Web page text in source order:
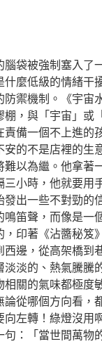
腦袋被強制塞入
麼低級的情緒
禦機制。《宇宙
，與「宇宙」或
備一個不上進
安的不是店裡的
難以為繼。他拿
三小時，他就要
發出一些不對勁
鳴笛聲，而像是
印著《沾醬秘笈
西邊，從高架橋
淡淡的、熱氣騰
關的氣味都極
從哪個方向看，
向左轉！綠燈沒
句：「當世間萬